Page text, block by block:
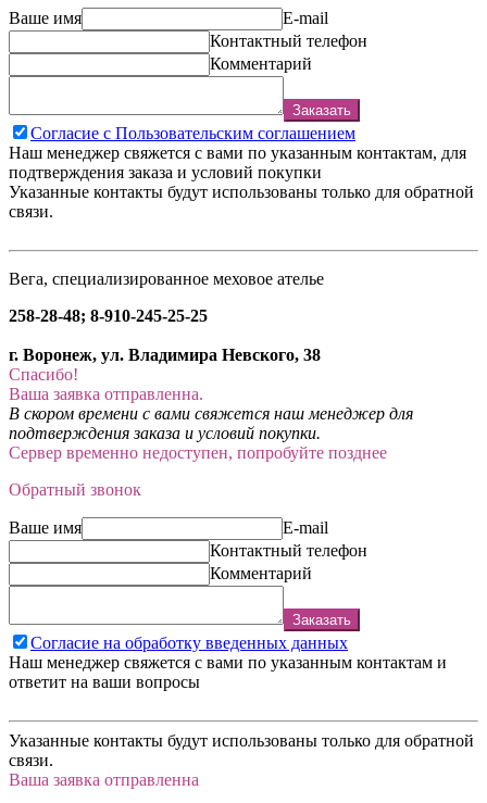
Ваше имя
E-mail
Контактный телефон
Комментарий
Заказать
Согласие с Пользовательским соглашением
Наш менеджер свяжется с вами по указанным контактам, для
подтверждения заказа и условий покупки
Указанные контакты будут использованы только для обратной
связи.
Вега, специализированное меховое ателье
258-28-48; 8-910-245-25-25
г. Воронеж, ул. Владимира Невского, 38
Спасибо!
Ваша заявка отправленна.
В скором времени с вами свяжется наш менеджер для
подтверждения заказа и условий покупки.
Сервер временно недоступен, попробуйте позднее
Обратный звонок
Ваше имя
E-mail
Контактный телефон
Комментарий
Заказать
Согласие на обработку введенных данных
Наш менеджер свяжется с вами по указанным контактам и
ответит на ваши вопросы
Указанные контакты будут использованы только для обратной
связи.
Ваша заявка отправленна